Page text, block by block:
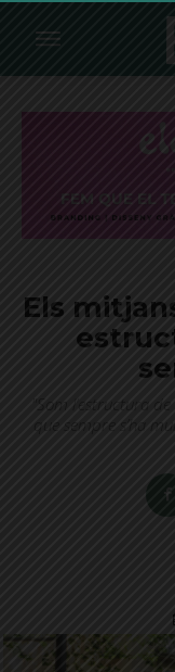
Els
"Som l’estructura
que sempre s’ha